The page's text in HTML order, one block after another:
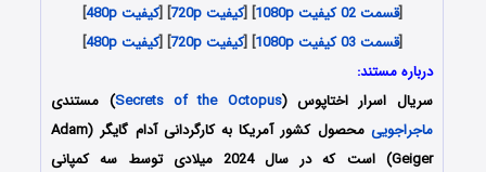
[قسمت 02 کیفیت 1080p ] [کیفیت 720p ] [کیفیت 480p
]
[قسمت 03 کیفیت 1080p ] [کیفیت 720p ] [کیفیت 480p
]
درباره مستند:
سریال اسرار اختاپوس (Secrets of the Octopus) مستندی
ماجراجویی
محصول کشور آمریکا به کارگردانی آدام گایگر (Adam
Geiger) است که در سال 2024 میلادی توسط سه کمپانی